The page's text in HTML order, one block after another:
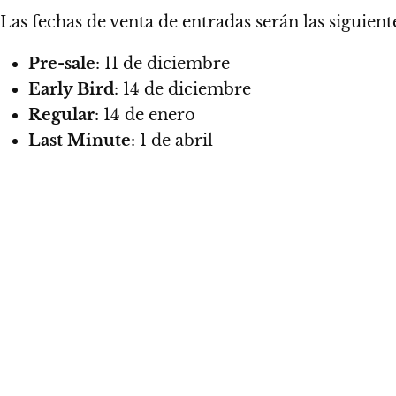
Las fechas de venta de entradas serán las
Pre-sale: 11 de diciembre
Early Bird: 14 de diciembre
Regular: 14 de enero
Last Minute: 1 de abril